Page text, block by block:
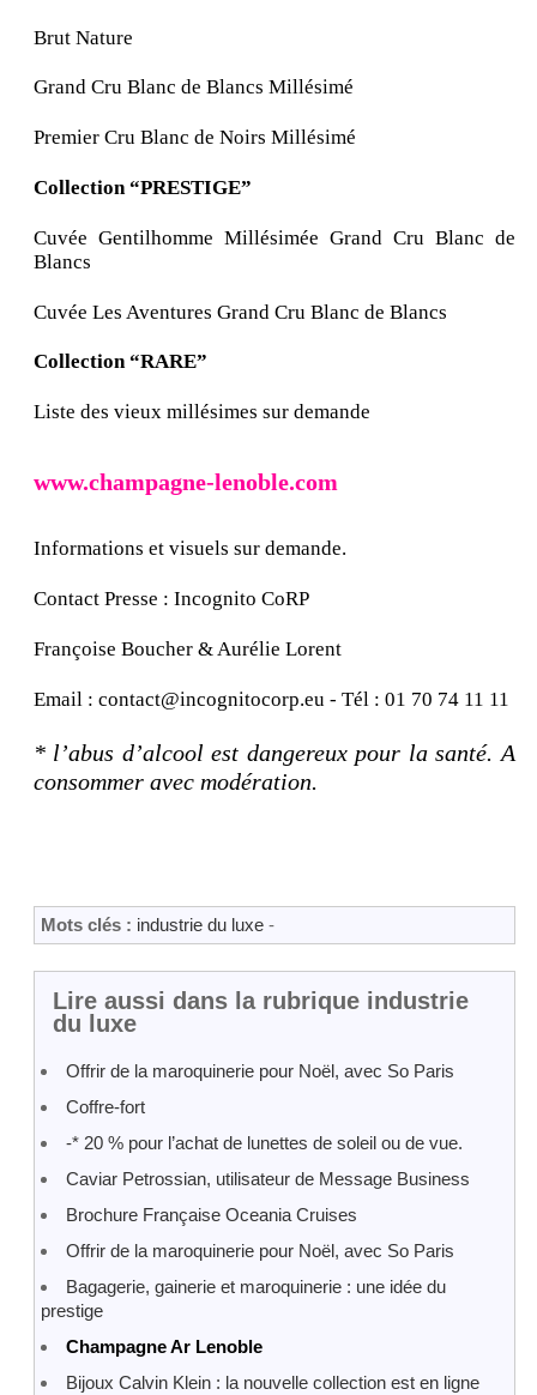
Brut Nature
Grand Cru Blanc de Blancs Millésimé
Premier Cru Blanc de Noirs Millésimé
Collection “PRESTIGE”
Cuvée Gentilhomme Millésimée Grand Cru Blanc de
Blancs
Cuvée Les Aventures Grand Cru Blanc de Blancs
Collection “RARE”
Liste des vieux millésimes sur demande
www.champagne-lenoble.com
Informations et visuels sur demande.
Contact Presse : Incognito CoRP
Françoise Boucher & Aurélie Lorent
Email : contact@incognitocorp.eu - Tél : 01 70 74 11 11
* l’abus d’alcool est dangereux pour la santé. A
consommer avec modération.
Mots clés : industrie du luxe -
Lire aussi dans la rubrique industrie
du luxe
Offrir de la maroquinerie pour Noël, avec So Paris
Coffre-fort
-* 20 % pour l’achat de lunettes de soleil ou de vue.
Caviar Petrossian, utilisateur de Message Business
Brochure Française Oceania Cruises
Offrir de la maroquinerie pour Noël, avec So Paris
Bagagerie, gainerie et maroquinerie : une idée du
prestige
Champagne Ar Lenoble
Bijoux Calvin Klein : la nouvelle collection est en ligne